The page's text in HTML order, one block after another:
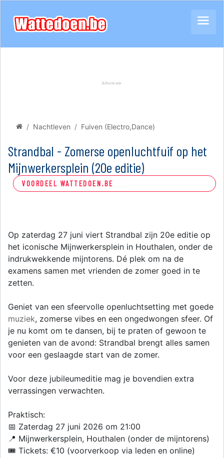
Nachtleven Fuiven (Electro,Dance)
Strandbal - Zomerse openluchtfuif op het
Mijnwerkersplein (20e editie)
VOORDEEL WATTEDOEN.BE
Op zaterdag 27 juni viert Strandbal zijn 20e editie op
het iconische Mijnwerkersplein in Houthalen, onder de
indrukwekkende mijntorens. Dé plek om na de
examens samen met vrienden de zomer goed in te
zetten.
Geniet van een sfeervolle openluchtsetting met goede
muziek, zomerse vibes en een ongedwongen sfeer. Of
je nu komt om te dansen, bij te praten of gewoon te
genieten van de avond: Strandbal brengt alles samen
voor een geslaagde start van de zomer.
Voor deze jubileumeditie mag je bovendien extra
verrassingen verwachten.
Praktisch:
📅 Zaterdag 27 juni 2026 om 21:00
📍 Mijnwerkersplein, Houthalen (onder de mijntorens)
🎟 Tickets: €10 (voorverkoop via leden en online)